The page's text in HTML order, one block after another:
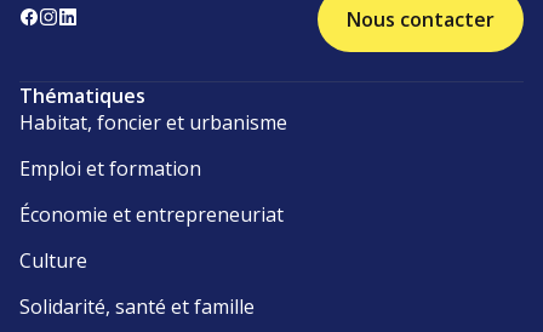
Nous contacter
Thématiques
Habitat, foncier et urbanisme
Emploi et formation
Économie et entrepreneuriat
Culture
Solidarité, santé et famille